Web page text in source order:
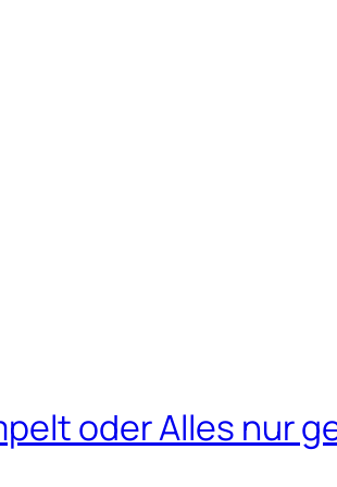
oder Alles nur